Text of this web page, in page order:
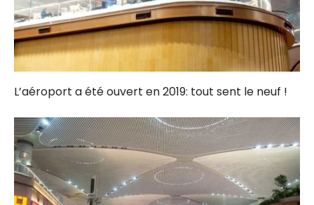
L’aéroport a été ouvert en 2019: tout sent le neuf !